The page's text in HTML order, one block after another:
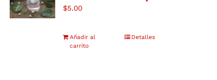
$5.00
Añadir al
carrito
Detalles